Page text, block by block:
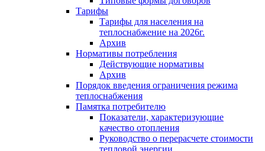
Тарифы
Тарифы для населения на
теплоснабжение на 2026г.
Архив
Нормативы потребления
Действующие нормативы
Архив
Порядок введения ограничения режима
теплоснабжения
Памятка потребителю
Показатели, характеризующие
качество отопления
Руководство о перерасчете стоимости